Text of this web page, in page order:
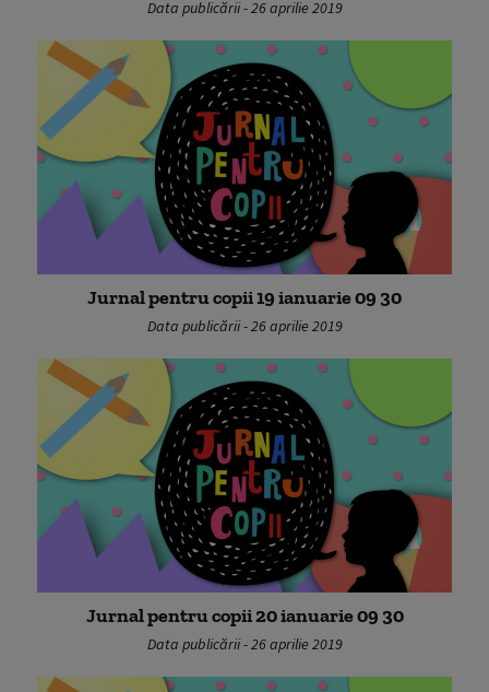
Data publicării - 26 aprilie 2019
Jurnal pentru copii 19 ianuarie 09 30
Data publicării - 26 aprilie 2019
Jurnal pentru copii 20 ianuarie 09 30
Data publicării - 26 aprilie 2019